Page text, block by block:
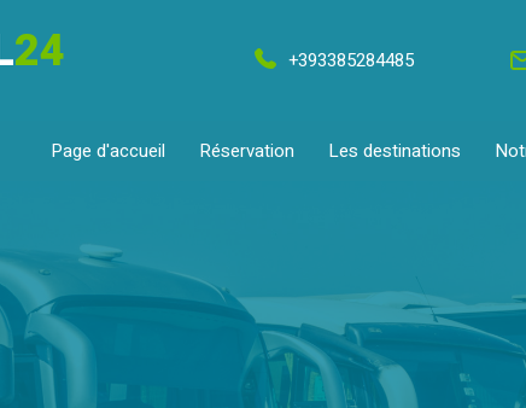
24 +393385284485
Page d'accueil Réservation Les destinations